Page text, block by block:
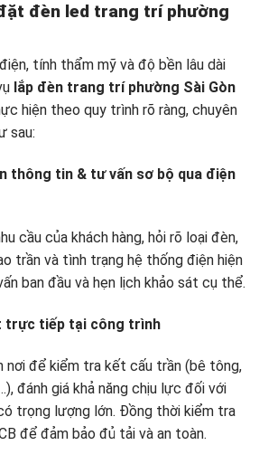
đèn led trang trí phường
tính thẩm mỹ và độ bền lâu dài
lắp đèn trang trí phường Sài Gòn
hiện theo quy trình rõ ràng, chuyên
sau:
thông tin & tư vấn sơ bộ qua điện
cầu của khách hàng, hỏi rõ loại đèn,
trần và tình trạng hệ thống điện hiện
ban đầu và hẹn lịch khảo sát cụ thể.
trực tiếp tại công trình
nơi để kiểm tra kết cấu trần (bê tông,
đánh giá khả năng chịu lực đối với
trọng lượng lớn. Đồng thời kiểm tra
để đảm bảo đủ tải và an toàn.